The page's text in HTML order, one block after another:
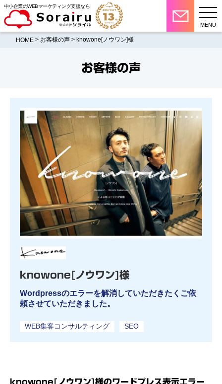
中小企業のWEBマーケティング支援なら
MENU
HOME > お客様の声 > knowone[ノウワン]様
お客様の声
knowone[ノウワン]様
Wordpressのエラーを解消していただきたくご依
頼させていただきました。
WEB集客コンサルティング SEO
knowone[ノウワン]様のワードプレス表示エラー